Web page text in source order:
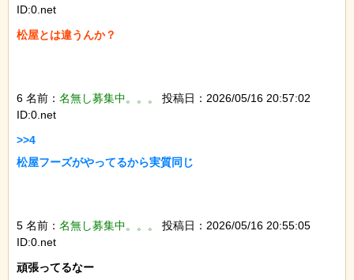
ID:0.net
松屋とは違うんか？
6 名前： 名無し募集中。。。
投稿日：2026/05/16 20:57:02
ID:0.net
>>4
松屋フーズがやってるから実質同じ
5 名前： 名無し募集中。。。
投稿日：2026/05/16 20:55:05
ID:0.net
頑張ってるなー